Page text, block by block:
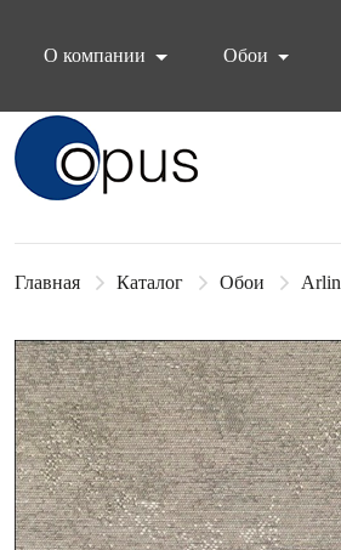
О компании
Обои
Блок поиска
Главная Каталог Обои Arlin